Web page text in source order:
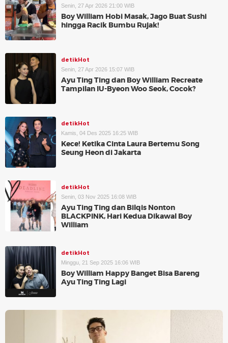
Senin, 27 Apr 2026 21:00 WIB
Boy William Hobi Masak, Jago Buat Sushi
hingga Racik Bumbu Rujak!
detikHot
Senin, 27 Apr 2026 15:07 WIB
Ayu Ting Ting dan Boy William Recreate
Tampilan IU-Byeon Woo Seok, Cocok?
detikHot
Kamis, 04 Des 2025 16:25 WIB
Kece! Ketika Cinta Laura Bertemu Song
Seung Heon di Jakarta
detikHot
Senin, 03 Nov 2025 16:08 WIB
Ayu Ting Ting dan Bilqis Nonton
BLACKPINK, Hari Kedua Dikawal Boy
William
detikHot
Minggu, 21 Sep 2025 16:06 WIB
Boy William Happy Banget Bisa Bareng
Ayu Ting Ting Lagi